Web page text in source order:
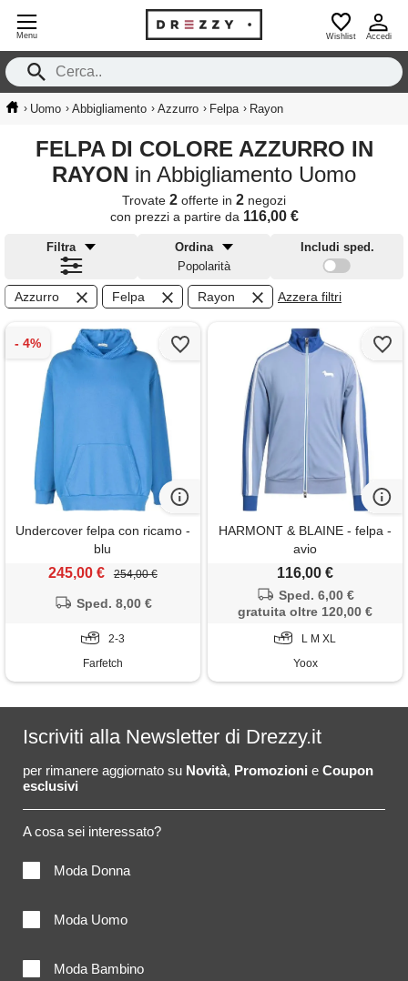
Menu Wishlist Accedi
› Uomo › Abbigliamento › Azzurro › Felpa › Rayon
FELPA DI COLORE AZZURRO IN
RAYON in Abbigliamento Uomo
Trovate 2 offerte in 2 negozi
con prezzi a partire da 116,00 €
Filtra
Ordina
Popolarità
Includi sped.
Azzurro Felpa Rayon Azzera filtri
Undercover felpa con ricamo -
blu
245,00 € 254,00 €
Sped. 8,00 €
2-3
Farfetch
HARMONT & BLAINE - felpa -
avio
116,00 €
Sped. 6,00 €
gratuita oltre 120,00 €
L M XL
Yoox
Iscriviti alla Newsletter di Drezzy.it
per rimanere aggiornato su Novità, Promozioni e Coupon
esclusivi
A cosa sei interessato?
Moda Donna
Moda Uomo
Moda Bambino